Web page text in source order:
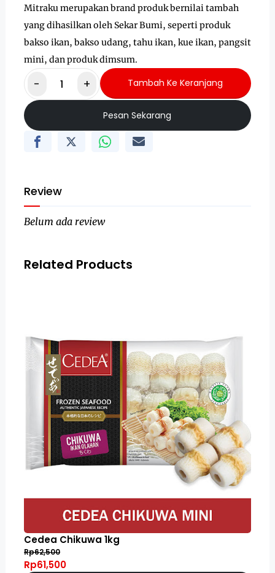
Mitraku merupakan brand produk bernilai tambah
yang dihasilkan oleh Sekar Bumi, seperti produk
bakso ikan, bakso udang, tahu ikan, kue ikan, pangsit
mini, dan produk dimsum.
- + Tambah Ke Keranjang
Pesan Sekarang
Review
Belum ada review
Related Products
Cedea Chikuwa 1kg
Rp62,500
Rp61,500